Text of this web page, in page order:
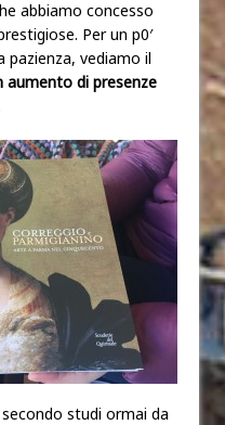
abbiamo concesso
Per un p0′
pazienza, vediamo il
aumento di presenze
studi ormai da